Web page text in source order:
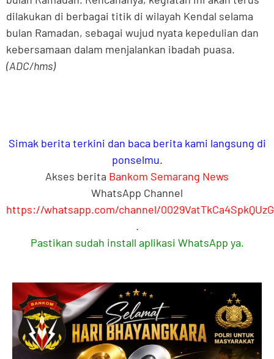
dilakukan di berbagai titik di wilayah Kendal selama
bulan Ramadan, sebagai wujud nyata kepedulian dan
kebersamaan dalam menjalankan ibadah puasa.
(ADC/hms)
Simak berita terkini dan baca berita kami langsung di
ponselmu.
Akses berita Bankom Semarang News
WhatsApp Channel
https://whatsapp.com/channel/
.
Pastikan sudah install aplikasi WhatsApp ya.